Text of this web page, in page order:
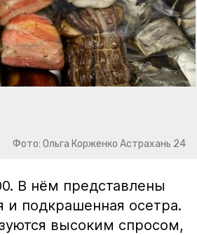
Фото: Ольга Корженко Астрахань 24
В нём представлены
подкрашенная осетра.
высоким спросом,